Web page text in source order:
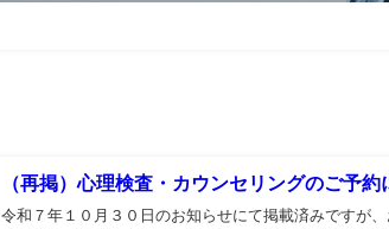
（再掲）心理検査・カウンセリングのご予約
令和７年１０月３０日のお知らせにて掲載済みですが